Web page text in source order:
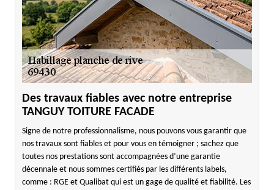
Des travaux fiables avec notre entreprise
TANGUY TOITURE FACADE
Signe de notre professionnalisme, nous pouvons vous garantir que
nos travaux sont fiables et pour vous en témoigner ; sachez que
toutes nos prestations sont accompagnées d’une garantie
décennale et nous sommes certifiés par les différents labels,
comme : RGE et Qualibat qui est un gage de qualité et fiabilité. Les